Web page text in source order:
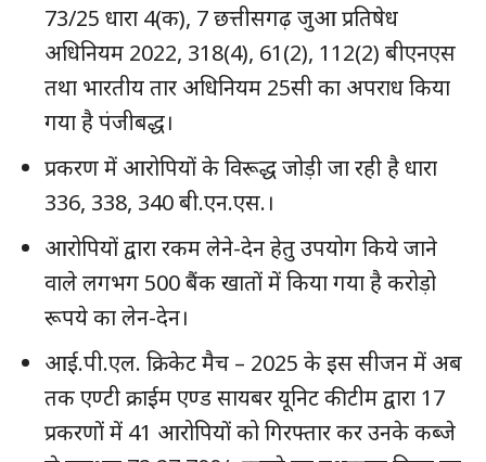
73/25 धारा 4(क), 7 छत्तीसगढ़ जुआ प्रतिषेध
अधिनियम 2022, 318(4), 61(2), 112(2) बीएनएस
तथा भारतीय तार अधिनियम 25सी का अपराध किया
गया है पंजीबद्ध।
प्रकरण में आरोपियों के विरूद्ध जोड़ी जा रही है धारा
336, 338, 340 बी.एन.एस.।
आरोपियों द्वारा रकम लेने-देन हेतु उपयोग किये जाने
वाले लगभग 500 बैंक खातों में किया गया है करोड़ो
रूपये का लेन-देन।
आई.पी.एल. क्रिकेट मैच – 2025 के इस सीजन में अब
तक एण्टी क्राईम एण्ड सायबर यूनिट की टीम द्वारा 17
प्रकरणों में 41 आरोपियों को गिरफ्तार कर उनके कब्जे